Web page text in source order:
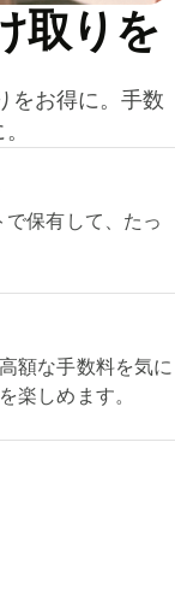
取りを
をお得に。手数
で保有して、たっ
額な手数料を気に
楽しめます。